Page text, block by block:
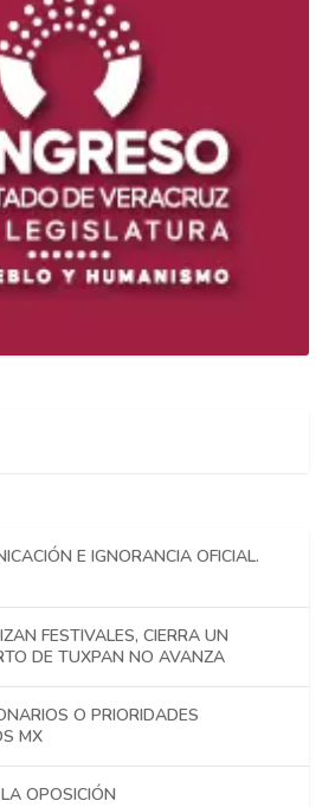
E IGNORANCIA OFICIAL.
FESTIVALES, CIERRA UN
DE TUXPAN NO AVANZA
O PRIORIDADES
MX
OPOSICIÓN